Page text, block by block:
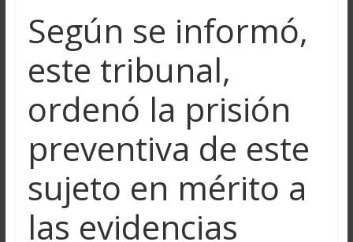
Según se informó,
este tribunal,
ordenó la prisión
preventiva de este
sujeto en mérito a
las evidencias